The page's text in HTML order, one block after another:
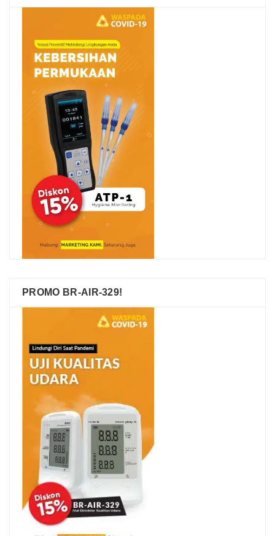
PROMO BR-AIR-329!